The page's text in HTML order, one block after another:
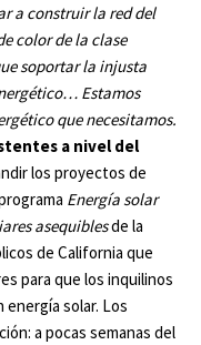
a construir la red del
color de la clase
soportar la injusta
Estamos
que necesitamos.
a nivel del
los proyectos de
Energía solar
asequiblesde la
de California que
para que los inquilinos
solar. Los
a pocas semanas del